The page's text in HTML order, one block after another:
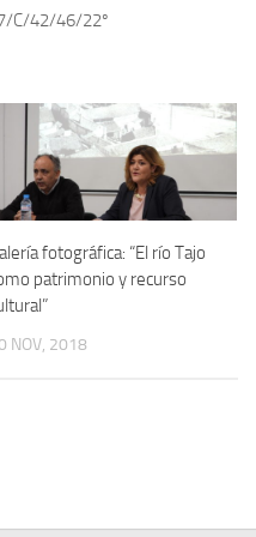
en Talavera de la Reina (1937-
1947 | Buscador
de Tembleque
C/42/46/22º
fotográfica: “El río Tajo
patrimonio y recurso
NOV, 2018